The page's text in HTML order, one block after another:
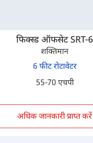
फिक्स्ड ऑफसेट SRT-6
शक्तिमान
6 फीट रोटावेटर
55-70 एचपी
अधिक जानकारी प्राप्त करें